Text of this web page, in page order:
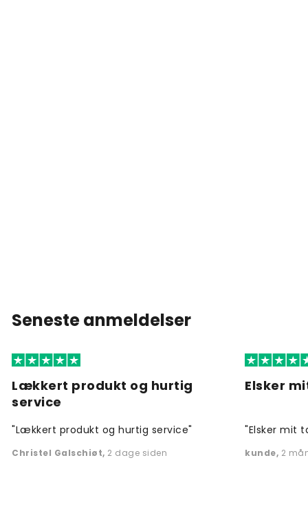
Seneste anmeldelser
Lækkert produkt og hurtig
service
"Lækkert produkt og hurtig service"
Christel Galschiøt, 2 dage siden
Elsker
"Elsker mit
kunde, 2